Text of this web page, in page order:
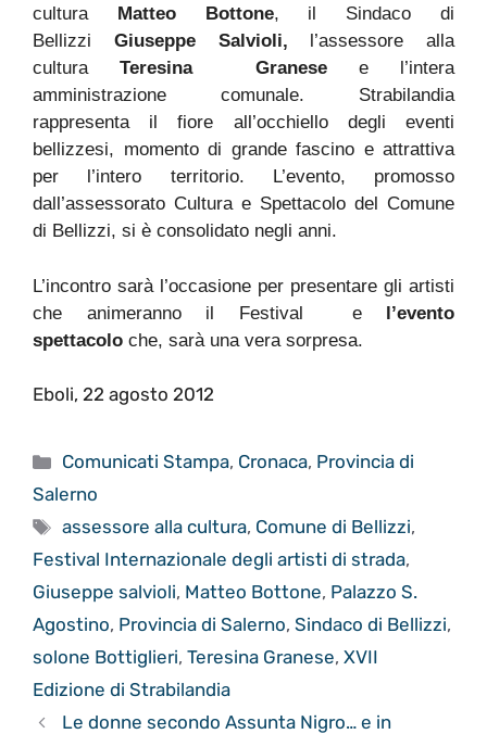
cultura Matteo Bottone, il Sindaco di
Bellizzi Giuseppe Salvioli, l’assessore alla
cultura Teresina Granese e l’intera
amministrazione comunale. Strabilandia
rappresenta il fiore all’occhiello degli eventi
bellizzesi, momento di grande fascino e attrattiva
per l’intero territorio. L’evento, promosso
dall’assessorato Cultura e Spettacolo del Comune
di Bellizzi, si è consolidato negli anni.
L’incontro sarà l’occasione per presentare gli artisti
che animeranno il Festival e l’evento
spettacolo che, sarà una vera sorpresa.
Eboli, 22 agosto 2012
Categorie
Comunicati Stampa, Cronaca, Provincia di
Salerno
Tag
assessore alla cultura, Comune di Bellizzi,
Festival Internazionale degli artisti di strada,
Giuseppe salvioli, Matteo Bottone, Palazzo S.
Agostino, Provincia di Salerno, Sindaco di Bellizzi,
solone Bottiglieri, Teresina Granese, XVII
Edizione di Strabilandia
Le donne secondo Assunta Nigro… e in